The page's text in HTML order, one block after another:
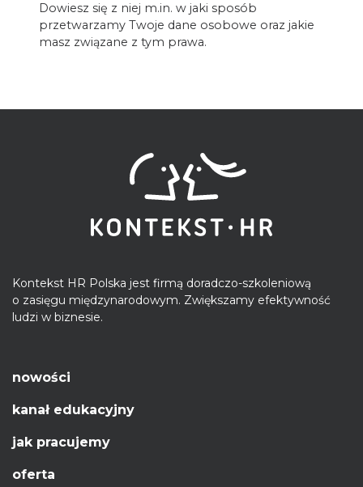
Dowiesz się z niej m.in. w jaki sposób
przetwarzamy Twoje dane osobowe oraz jakie
masz związane z tym prawa.
Kontekst HR Polska jest firmą doradczo-szkoleniową
o zasięgu międzynarodowym. Zwiększamy efektywność
ludzi w biznesie.
nowości
kanał edukacyjny
jak pracujemy
oferta